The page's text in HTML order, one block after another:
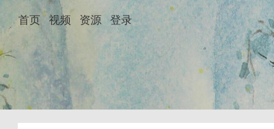
首页 视频 资源 登录